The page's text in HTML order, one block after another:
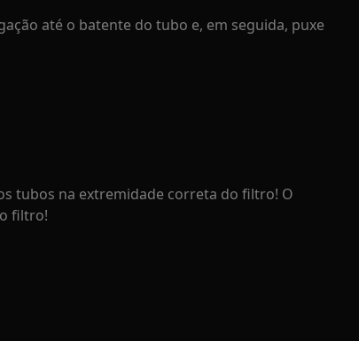
até o batente do tubo e, em seguida, puxe
tubos na extremidade correta do filtro! O
filtro!